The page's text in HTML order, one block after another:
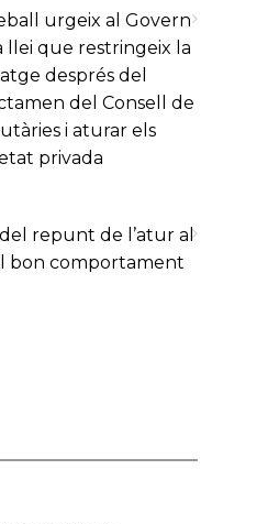
urgeix al Govern
llei que restringeix la
després del
del Consell de
i aturar els
privada
repunt de l’atur al
bon comportament